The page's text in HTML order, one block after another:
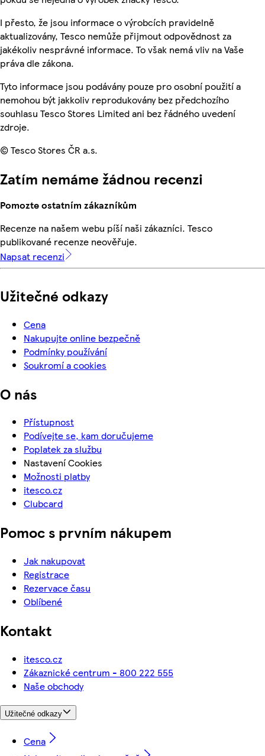
I přesto, že jsou informace o výrobcích pravidelně
aktualizovány, Tesco nemůže přijmout odpovědnost za
jakékoliv nesprávné informace. To však nemá vliv na Vaše
práva dle zákona.
Tyto informace jsou podávány pouze pro osobní použití a
nemohou být jakkoliv reprodukovány bez předchozího
souhlasu Tesco Stores Limited ani bez řádného uvedení
zdroje.
© Tesco Stores ČR a.s.
Zatím nemáme žádnou recenzi
Pomozte ostatním zákazníkům
Recenze na našem webu píší naši zákazníci. Tesco
publikované recenze neověřuje.
Napsat recenzi
Užitečné odkazy
Cena
Nakupujte online bezpečně
Podmínky používání
Soukromí a cookies
O nás
Přístupnost
Podívejte se, kam doručujeme
Poplatek za službu
Nastavení Cookies
Možnosti platby
itesco.cz
Clubcard
Pomoc s prvním nákupem
Jak nakupovat
Registrace
Rezervace času
Oblíbené
Kontakt
itesco.cz
Zákaznické centrum - 800 222 555
Naše obchody
Užitečné odkazy
Cena